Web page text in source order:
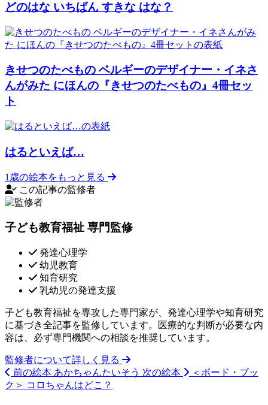
どのはな いちばん すきな はな？
きせつのたべもの ベルギーのデザイナー・イネさ
んがみた にほんの『きせつのたべもの』4冊セッ
ト
はるといえば…
1歳の絵本をもっと見る
この記事の監修者
子ども教育福祉 専門監修
発達心理学
幼児教育
知育研究
乳幼児の発達支援
子ども教育福祉を専攻した専門家が、発達心理学や知育研究
に基づき全記事を監修しています。医療的な判断が必要な内
容は、必ず専門機関への相談を推奨しています。
監修者について詳しく見る
前の絵本 あかちゃんたいそう 次の絵本
＜ボード・ブッ
ク＞ コロちゃんはどこ？